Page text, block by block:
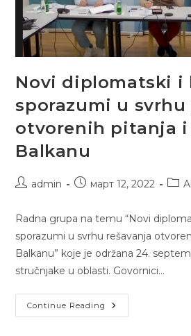
Novi diplomatski i
sporazumi u svrhu
otvorenih pitanja i
Balkanu
Postadmin
Postмарт 12, 2022
Post
Radna grupa na temu “Novi
sporazumi u svrhu rešavanja
Balkanu” koje je održana 24.
stručnjake u oblasti. Govornici…
Continue Reading Novi
Diplomatski